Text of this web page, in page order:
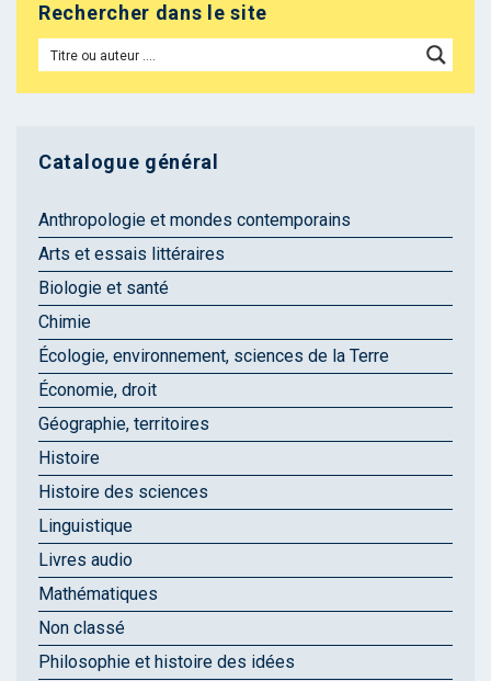
Rechercher dans le site
Catalogue général
Anthropologie et mondes contemporains
Arts et essais littéraires
Biologie et santé
Chimie
Écologie, environnement, sciences de la Terre
Économie, droit
Géographie, territoires
Histoire
Histoire des sciences
Linguistique
Livres audio
Mathématiques
Non classé
Philosophie et histoire des idées